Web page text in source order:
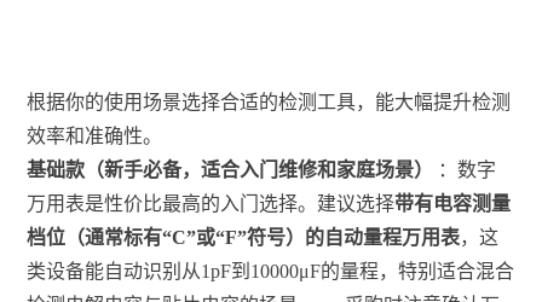
根据你的使用场景选择合适的检测工具，能大幅提升检测
效率和准确性。
基础款（新手必备，适合入门维修和家庭场景）
：数字
万用表是性价比最高的入门选择。建议选择带有电容测量
档位（通常标有“C”或“F”符号）的自动量程万用表，这
类设备能自动识别从1pF到10000μF的量程，特别适合混合